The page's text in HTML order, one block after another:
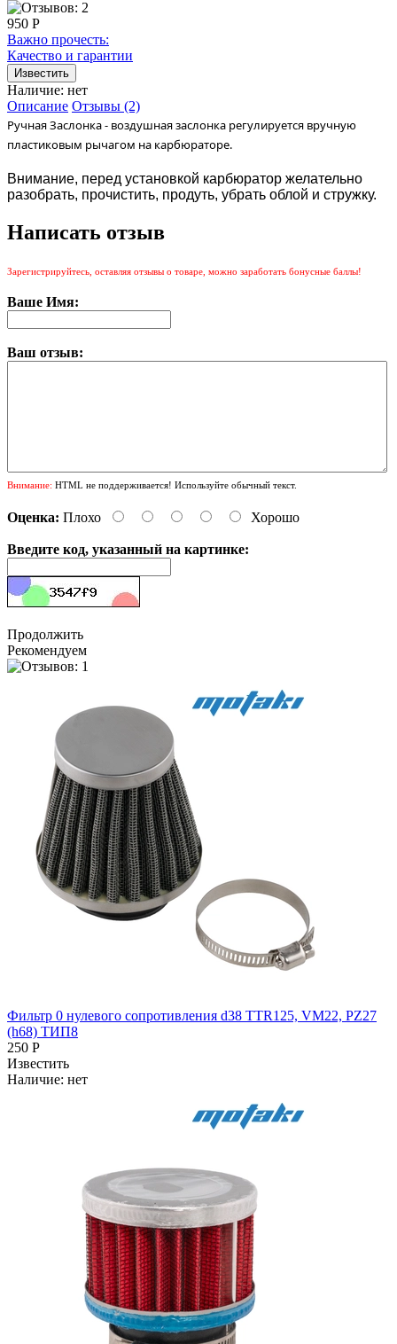
950 Р
Важно прочесть:
Качество и гарантии
Наличие: нет
Описание Отзывы (2)
Ручная Заслонка - воздушная заслонка регулируется вручную
пластиковым рычагом на карбюраторе.
Внимание, перед установкой карбюратор желательно
разобрать, прочистить, продуть, убрать облой и стружку.
Написать отзыв
Зарегистрируйтесь, оставляя отзывы о товаре, можно заработать бонусные баллы!
Ваше Имя:
Ваш отзыв:
Внимание: HTML не поддерживается! Используйте обычный текст.
Оценка: Плохо Хорошо
Введите код, указанный на картинке:
Продолжить
Рекомендуем
Фильтр 0 нулевого сопротивления d38 TTR125, VM22, PZ27
(h68) ТИП8
250 Р
Известить
Наличие: нет